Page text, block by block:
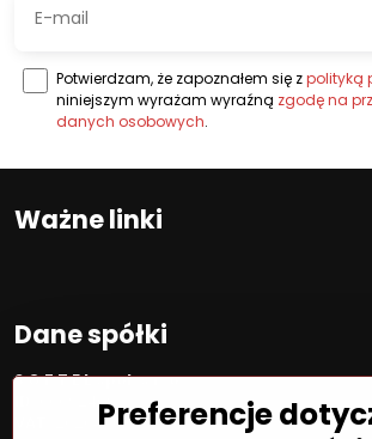
Potwierdzam, że zapoznałem się zpolityką
niniejszym wyrażam wyraźną zgodę na
danych osobowych.
Ważne linki
Dane spółki
S O F T E L spol. s r. o.
00692468
2020450333
Preferencje